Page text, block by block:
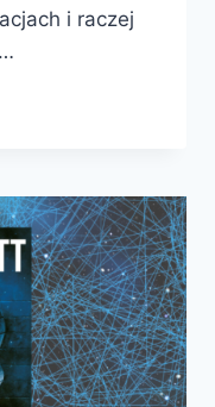
i raczej